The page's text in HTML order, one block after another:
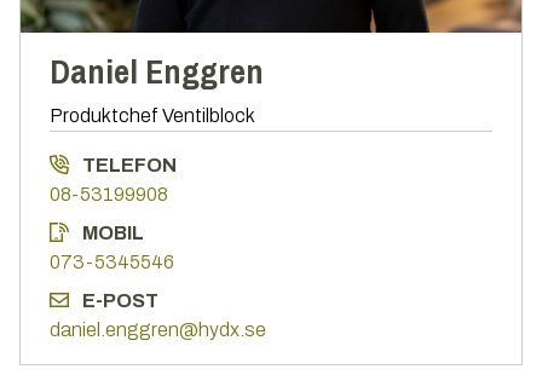
Daniel Enggren
Produktchef Ventilblock
TELEFON
08-53199908
MOBIL
073-5345546
E-POST
daniel.enggren@hydx.se